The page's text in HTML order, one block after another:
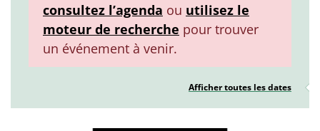
consultez l’agenda ou utilisez le
moteur de recherche pour trouver
un événement à venir.
Afficher toutes les dates